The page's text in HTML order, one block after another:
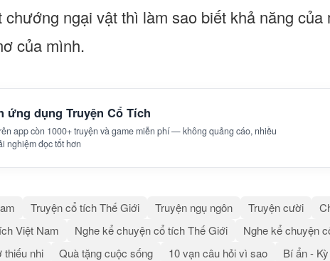
ngại vật thì làm sao biết khả năng
của mình.
ứng dụng Truyện Cổ Tích
app còn 1000+ truyện và game miễn phí — không quảng cáo, nhiều
nghiệm đọc tốt hơn
Truyện cổ tích Thế Giới Truyện ngụ ngôn Truyện cười
Việt Nam
Nghe kể chuyện cổ tích Thế Giới Nghe kể chuyện
thiếu nhi Quà tặng cuộc sống 10 vạn câu hỏi vì sao Bí ẩn -